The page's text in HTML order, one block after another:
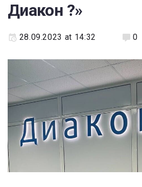
Диакон ?»
28.09.2023 at 14:32 0